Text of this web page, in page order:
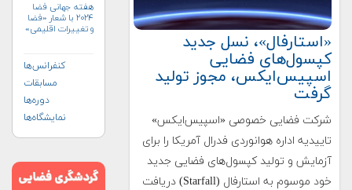
«استارفال»، نسل جدید
کپسول‌های فضایی
اسپیس‌ایکس، مجوز تولید
گرفت
شرکت فضایی خصوصی «اسپیس‌ایکس»
تاییدیه اداره هوانوردی فدرال آمریکا را برای
آزمایش و تولید کپسول‌های فضایی جدید
خود موسوم به استارفال (Starfall) دریافت
هفته جهانی فضا
۲۰۲۴ با شعار «فضا
و تغییرات اقلیمی»
کنفرانس‌ها
مسابقات
دوره‌ها
نمایشگاه‌ها